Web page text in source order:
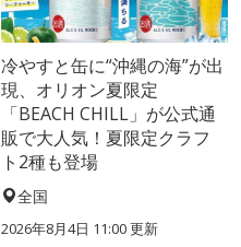
冷やすと缶に“沖縄の海”が出
現、オリオン夏限定
「BEACH CHILL」が公式通
販で大人気！夏限定クラフ
ト2種も登場
全国
2026年8月4日 11:00更新